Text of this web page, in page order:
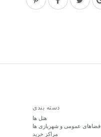
دسته بندی
هتل ها
فضاهای عمومی و شهربازی ها
مراکز خرید